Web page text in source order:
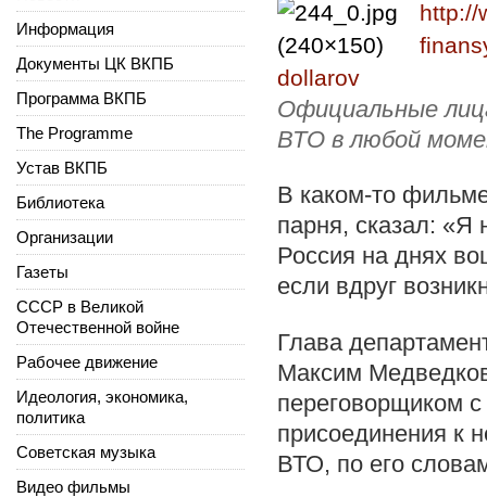
http://
dollarov
Официальные
ВТО в любой
В каком-то
парня, сказал: «Я
Россия на днях
если вдруг
Глава
Максим
переговорщиком
присоединения к
ВТО, по его
Информация
Документы ЦК ВКПБ
Программа ВКПБ
The Programme
Устав ВКПБ
Библиотека
Организации
Газеты
СССР в Великой
Отечественной войне
Рабочее движение
Идеология, экономика,
политика
Советская музыка
Видео фильмы